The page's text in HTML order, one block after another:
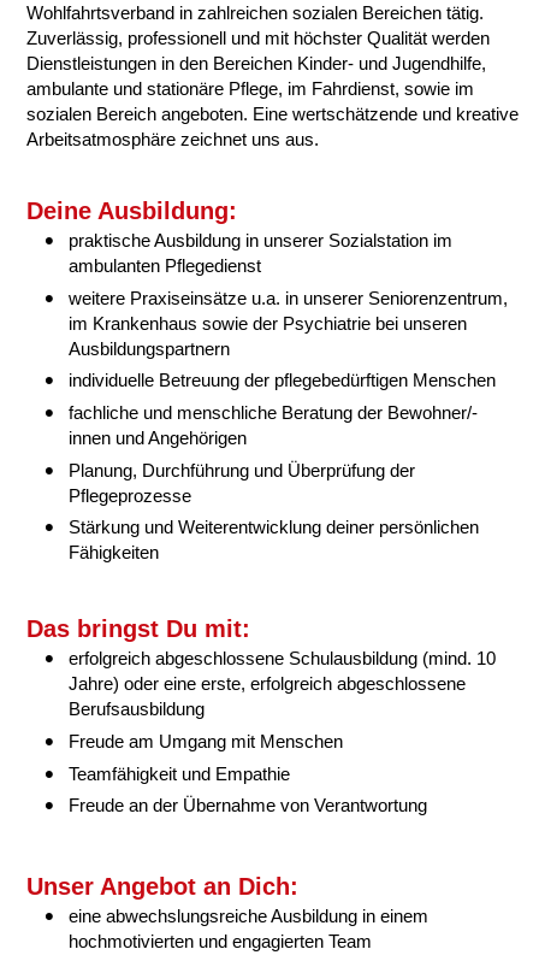
Wohlfahrtsverband in zahlreichen sozialen Bereichen tätig.
Zuverlässig, professionell und mit höchster Qualität werden
Dienstleistungen in den Bereichen Kinder- und Jugendhilfe,
ambulante und stationäre Pflege, im Fahrdienst, sowie im
sozialen Bereich angeboten. Eine wertschätzende und kreative
Arbeitsatmosphäre zeichnet uns aus.
Deine Ausbildung:
praktische Ausbildung in unserer Sozialstation im
ambulanten Pflegedienst
weitere Praxiseinsätze u.a. in unserer Seniorenzentrum,
im Krankenhaus sowie der Psychiatrie bei unseren
Ausbildungspartnern
individuelle Betreuung der pflegebedürftigen Menschen
fachliche und menschliche Beratung der Bewohner/-
innen und Angehörigen
Planung, Durchführung und Überprüfung der
Pflegeprozesse
Stärkung und Weiterentwicklung deiner persönlichen
Fähigkeiten
Das bringst Du mit:
erfolgreich abgeschlossene Schulausbildung (mind. 10
Jahre) oder eine erste, erfolgreich abgeschlossene
Berufsausbildung
Freude am Umgang mit Menschen
Teamfähigkeit und Empathie
Freude an der Übernahme von Verantwortung
Unser Angebot an Dich:
eine abwechslungsreiche Ausbildung in einem
hochmotivierten und engagierten Team